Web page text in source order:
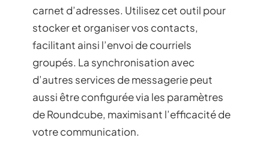
carnet d’adresses. Utilisez cet outil pour
stocker et organiser vos contacts,
facilitant ainsi l’envoi de courriels
groupés. La synchronisation avec
d’autres services de messagerie peut
aussi être configurée via les paramètres
de Roundcube, maximisant l’efficacité de
votre communication.